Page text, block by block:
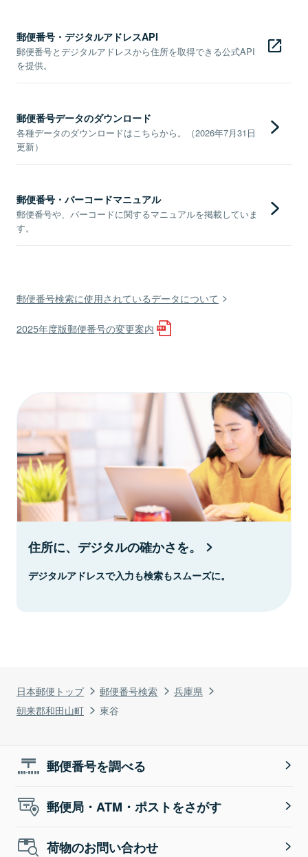
日本郵便トップ 郵便番号検索
兵庫県
朝来郡和田山町
東谷
郵便番号・デジタルアドレスAPI
郵便番号とデジタルアドレスから住所を取得できる公式API
を提供。
郵便番号データのダウンロード
各種データのダウンロードはこちらから。（2026年7月31日
更新）
郵便番号・バーコードマニュアル
郵便番号や、バーコードに関するマニュアルを掲載していま
す。
郵便番号検索に使用されているデータについて
2025年度版郵便番号の変更案内
住所に、デジタルの確かさを。
デジタルアドレスで入力も検索もスムーズに。
郵便番号を調べる
郵便局・ATM・ポストをさがす
荷物のお問い合わせ